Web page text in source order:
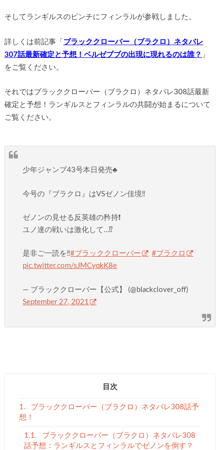
そしてランギルスのピンチにフィンラルが参戦しました。
詳しくは前記事「 ブラッククローバー（ブラクロ）ネタバレ
307話最新確定と予想！ベルゼブブの出現に現れるのは誰？ 」
をご覧ください。
それではブラッククローバー（ブラクロ）ネタバレ308話最新
確定と予想！ランギルスとフィンラルの共闘が始まるについて
ご覧ください。
少年ジャンプ43号本日発売♣️
今号の『ブラクロ』はVSゼノン佳境‼️
ゼノンの見せる反英雄の矜持❗️
ユノ達の戦いは激化して…⁉️
是非ご一読を‼️#ブラッククローバー
#ブラクロ
pic.twitter.com/sJMCyqkK8e
— ブラッククローバー【公式】 (@blackclover_off)
September 27, 2021
目次
1.
ブラッククローバー（ブラクロ）ネタバレ308話予
想！
1.1.
ブラッククローバー（ブラクロ）ネタバレ308
話予想：ランギルスとフィンラルでゼノンを倒す？